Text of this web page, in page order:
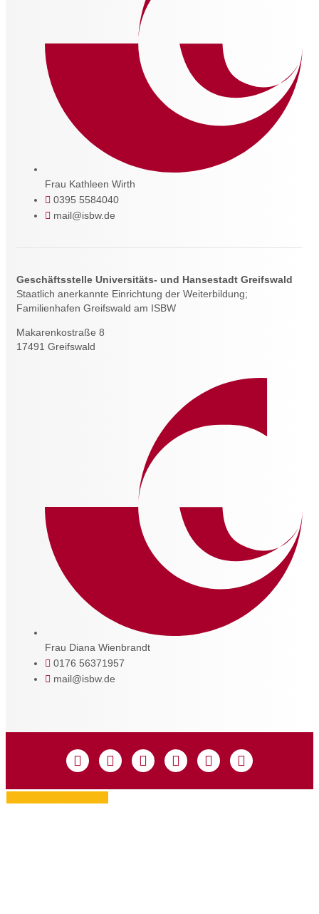
Frau Kathleen Wirth
0395 5584040
mail@isbw.de
Geschäftsstelle Universitäts- und Hansestadt Greifswald
Staatlich anerkannte Einrichtung der Weiterbildung;
Familienhafen Greifswald am ISBW
Makarenkostraße 8
17491 Greifswald
Frau Diana Wienbrandt
0176 56371957
mail@isbw.de